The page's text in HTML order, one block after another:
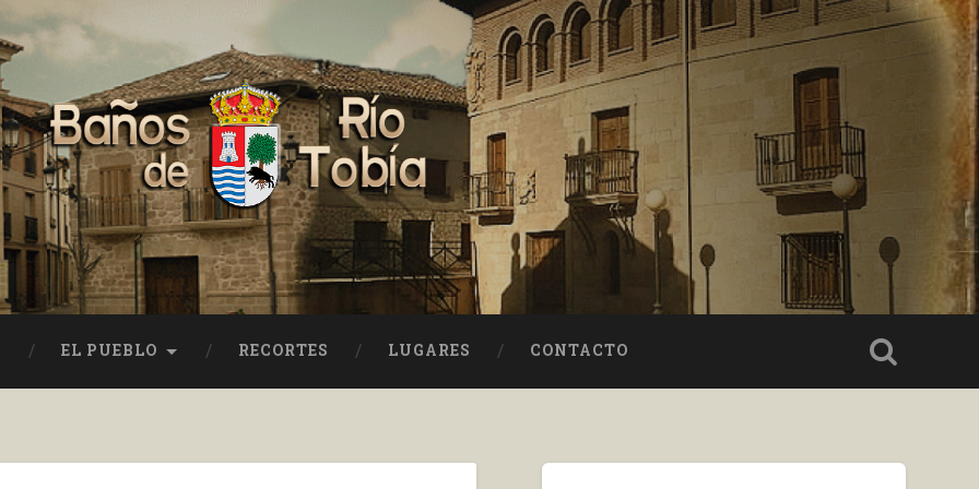
EL PUEBLO RECORTES LUGARES CONTACTO